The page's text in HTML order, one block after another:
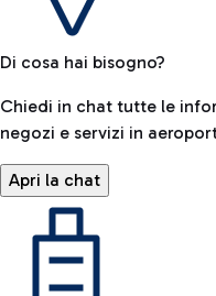
Di cosa hai bisogno?
Chiedi in chat tutte le
negozi e servizi in
Apri la chat